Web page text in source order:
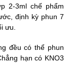
2-3ml chế phẩm
định kỳ phun 7
ưu.
đều có thể phun
hạn có KNO3